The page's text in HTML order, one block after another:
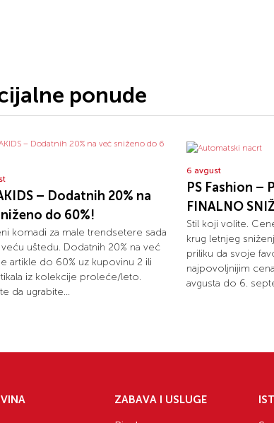
ponude
– Dodatnih 20% na
do 60%!
komadi za male trendsetere sada
uštedu. Dodatnih 20% na već
artikle do 60% uz kupovinu 2 ili
iz kolekcije proleće/leto.
da ugrabite...
6 avgust
PS Fashion –
FINALNO
Stil koji volite.
krug letnjeg
priliku da svoje
najpovoljnijim
avgusta do 6.
ZABAVA I USLUGE